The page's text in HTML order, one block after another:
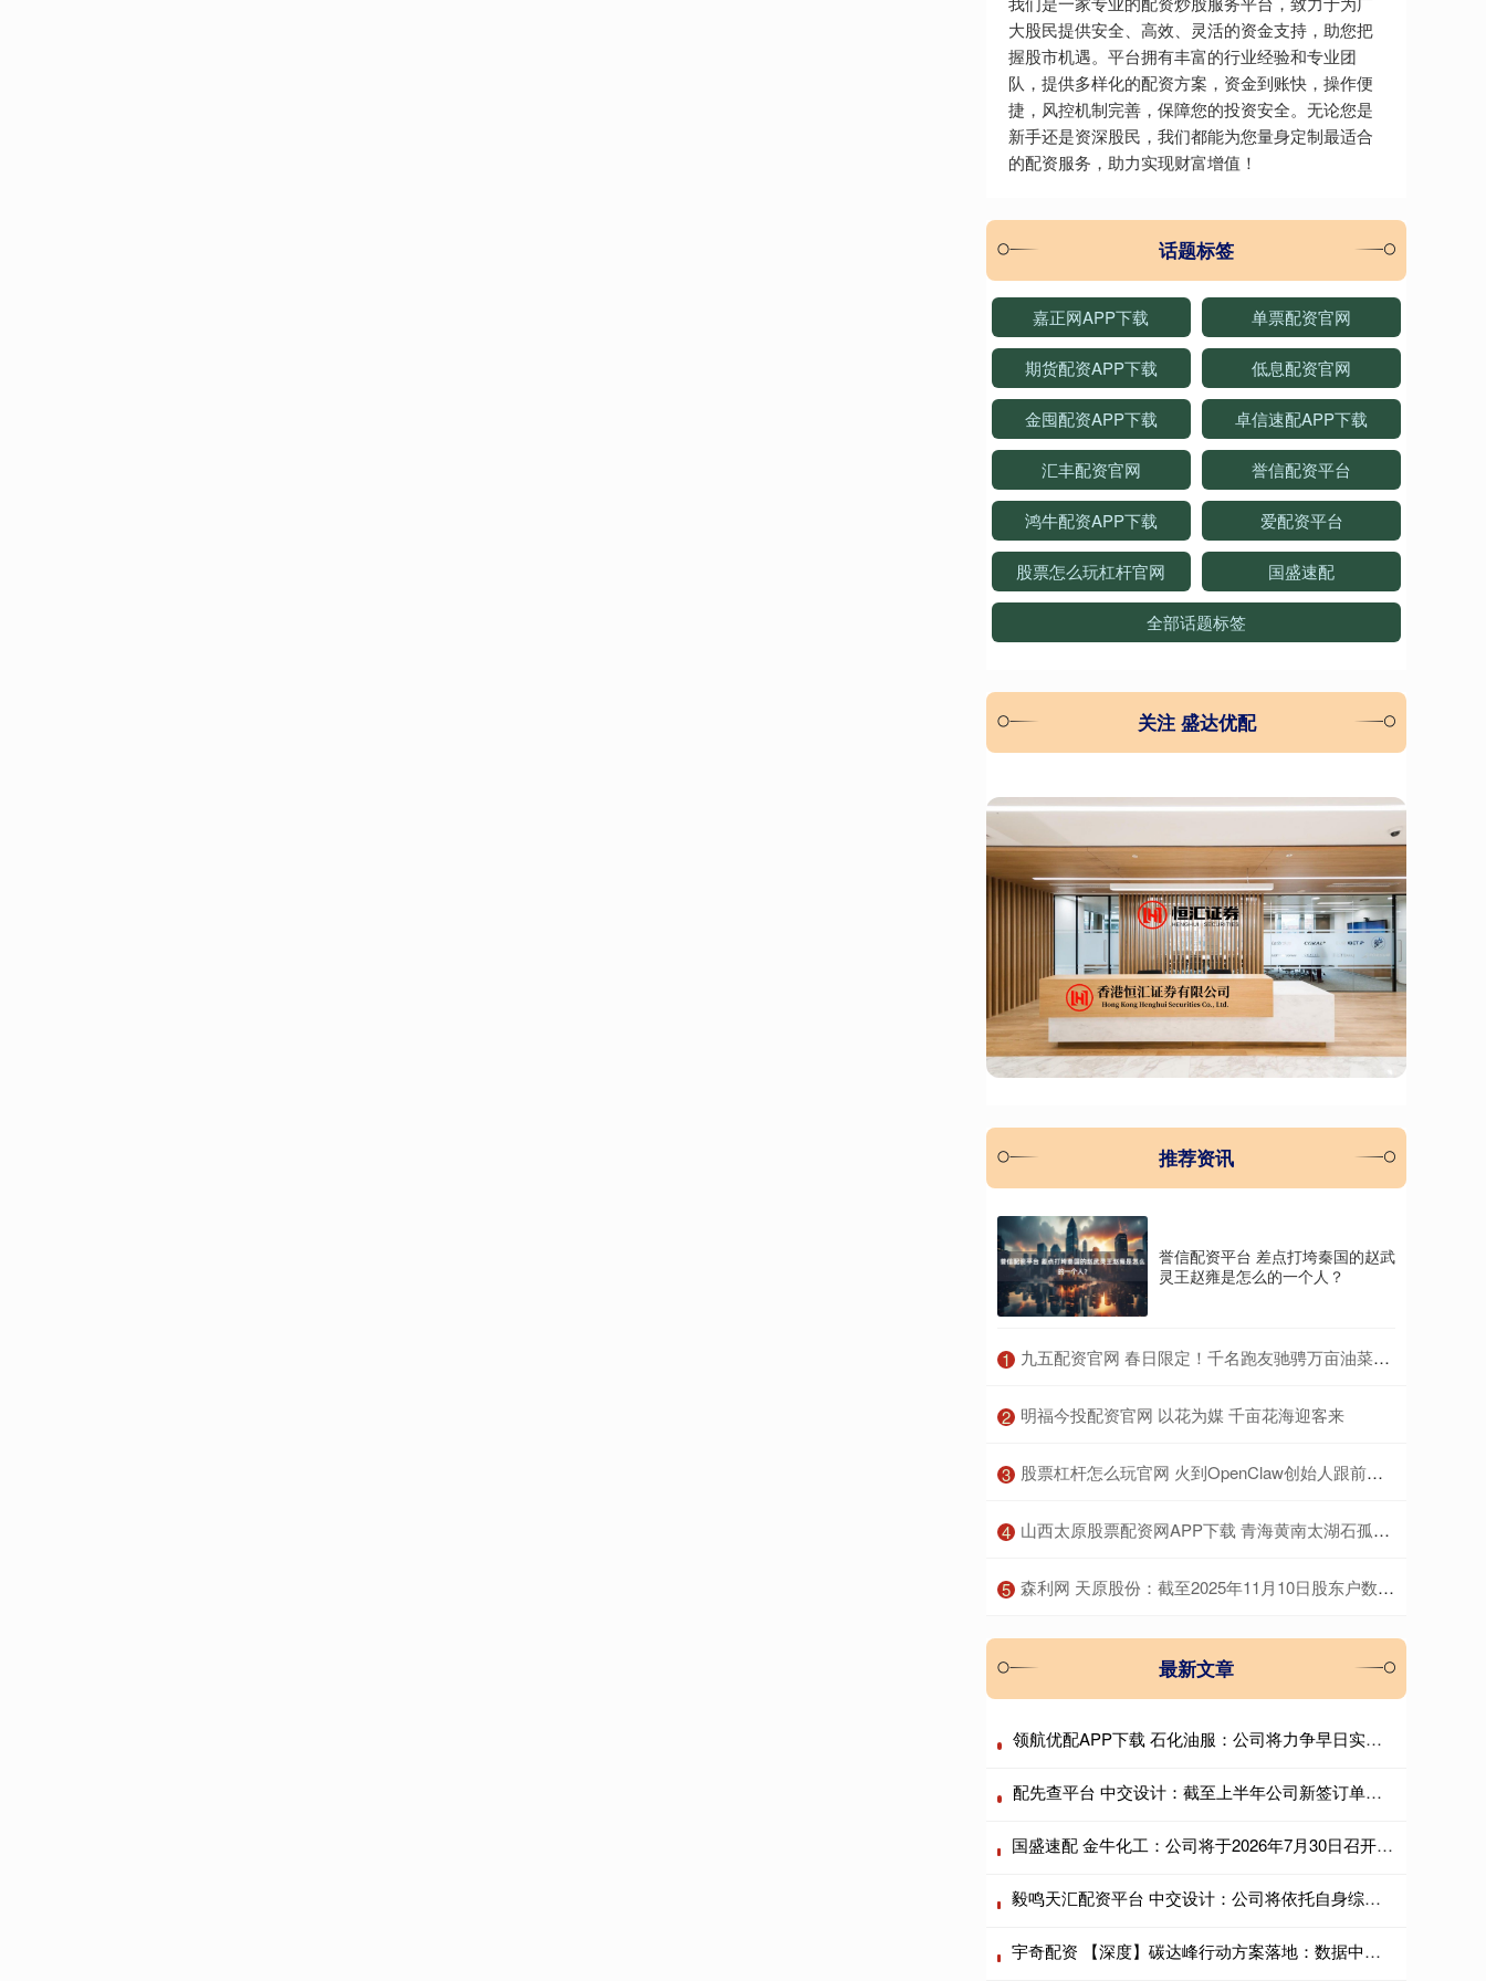
大股民提供安全、高效、灵活的资金支持，助您把
握股市机遇。平台拥有丰富的行业经验和专业团
队，提供多样化的配资方案，资金到账快，操作便
捷，风控机制完善，保障您的投资安全。无论您是
新手还是资深股民，我们都能为您量身定制最适合
的配资服务，助力实现财富增值！
话题标签
嘉正网APP下载 单票配资官网
期货配资APP下载 低息配资官网
金囤配资APP下载 卓信速配APP下载
汇丰配资官网 誉信配资平台
鸿牛配资APP下载 爱配资平台
股票怎么玩杠杆官网 国盛速配
全部话题标签
关注 盛达优配
推荐资讯
誉信配资平台 差点打垮秦国的赵武
灵王赵雍是怎么的一个人？
1 ​九五配资官网 春日限定！千名跑友驰骋万亩油菜花海丨组图
2 ​明福今投配资官网 以花为媒 千亩花海迎客来
3 ​股票杠杆怎么玩官网 火到OpenClaw创始人跟前了！百度“养虾全家桶”到底有多猛？
4 ​山西太原股票配资网APP下载 青海黄南太湖石孤置庭院 黄南太湖石绿地造景 黄石大型窟窿石
5 ​森利网 天原股份：截至2025年11月10日股东户数约为5.81万户
最新文章
领航优配APP下载 石化油服：公司将力争早日实现现金分红
配先查平台 中交设计：截至上半年公司新签订单保持稳定
国盛速配 金牛化工：公司将于2026年7月30日召开2026年第二次临时股东会
毅鸣天汇配资平台 中交设计：公司将依托自身综合优势，持续巩固市场份额
宇奇配资 【深度】碳达峰行动方案落地：数据中心与AI基建纳入控碳版图